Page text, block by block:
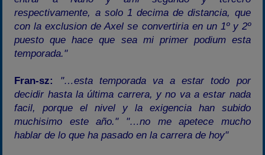
respectivamente, a solo 1 decima de distancia, que
con la exclusion de Axel se convertiria en un 1º y 2º
puesto que hace que sea mi primer podium esta
temporada."
Fran-sz: "…esta temporada va a estar todo por
decidir hasta la última carrera, y no va a estar nada
facil, porque el nivel y la exigencia han subido
muchisimo este año."
"…no me apetece mucho
hablar de lo que ha pasado en la carrera de hoy"